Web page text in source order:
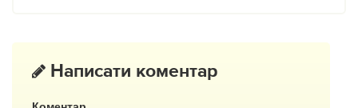
Написати коментар